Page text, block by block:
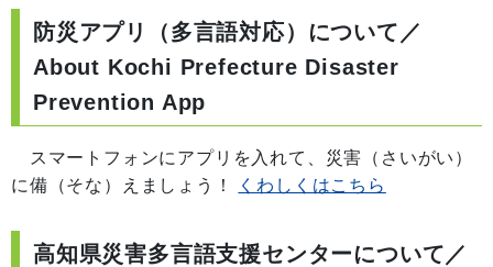
防災アプリ（多言語対応）について／
About Kochi Prefecture Disaster
Prevention App
スマートフォンにアプリを入れて、災害（さいがい）
に備（そな）えましょう！
くわしくはこちら
高知県災害多言語支援センターについて／